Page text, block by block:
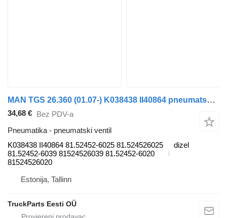
MAN TGS 26.360 (01.07-) K038438 II40864 pneumatski ventil za MAN TGL, TGM, TGS, TGX (2005-2021) tegljača
34,68 € Bez PDV-a
Pneumatika - pneumatski ventil
K038438 II40864 81.52452-6025 81.524526025
81.52452-6039 81524526039 81.52452-6020
81524526020
dizel
Estonija, Tallinn
TruckParts Eesti OÜ